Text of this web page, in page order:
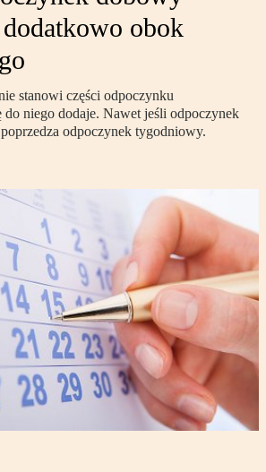
obok
stanowi części odpoczynku
niego dodaje. Nawet jeśli odpoczynek
odpoczynek tygodniowy.